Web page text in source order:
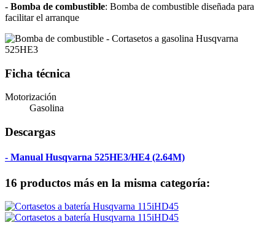
- Bomba de combustible: Bomba de combustible diseñada para
facilitar el arranque
Ficha técnica
Motorización
Gasolina
Descargas
- Manual Husqvarna 525HE3/HE4 (2.64M)
16 productos más en la misma categoría: